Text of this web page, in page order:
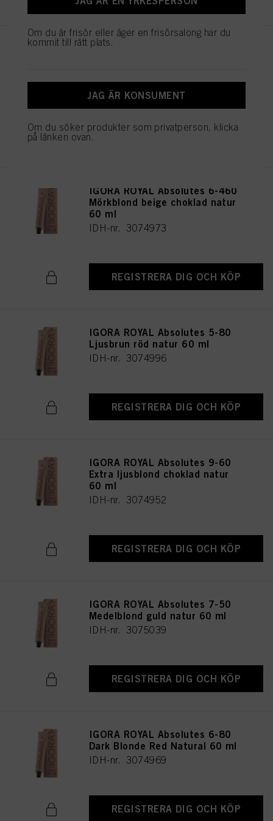
IGORA ROYAL Absolutes 8-140
REGISTRERA DIG OCH KÖP
IGORA ROYAL Absolutes 6-460
Mörkblond beige choklad natur
60 ml
IDH-nr. 3074973
REGISTRERA DIG OCH KÖP
IGORA ROYAL Absolutes 5-80
Ljusbrun röd natur 60 ml
IDH-nr. 3074996
REGISTRERA DIG OCH KÖP
IGORA ROYAL Absolutes 9-60
Extra ljusblond choklad natur
60 ml
IDH-nr. 3074952
REGISTRERA DIG OCH KÖP
IGORA ROYAL Absolutes 7-50
Medelblond guld natur 60 ml
IDH-nr. 3075039
REGISTRERA DIG OCH KÖP
IGORA ROYAL Absolutes 6-80
Dark Blonde Red Natural 60 ml
IDH-nr. 3074969
REGISTRERA DIG OCH KÖP
Om du är frisör eller äger en frisörsalong har du
kommit till rätt plats.
JAG ÄR KONSUMENT
Om du söker produkter som privatperson, klicka
på länken ovan.